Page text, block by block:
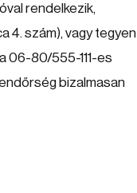
rendelkezik,
4. szám), vagy tegyen
06-80/555-111-es
bizalmasan